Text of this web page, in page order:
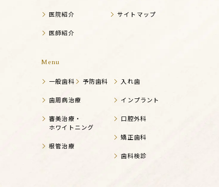
医院紹介
医師紹介
サイトマップ
Menu
一般歯科 予防歯科
歯周病治療
審美治療・
ホワイトニング
根管治療
入れ歯
インプラント
口腔外科
矯正歯科
歯科検診